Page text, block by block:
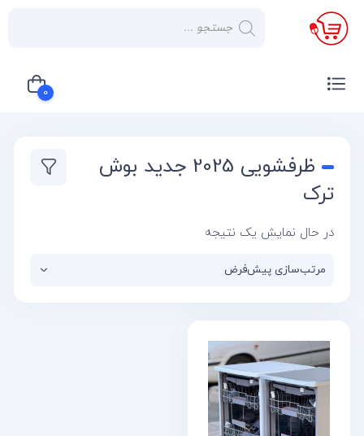
×
صفحه
صوتی و
تصویری
کولر
لوازم
آشپز
خانه
مقالات
0
سبد خرید شما خالی است
ظرفشویی 2025 جدید بوش
ترک
در حال نمایش یک نتیجه